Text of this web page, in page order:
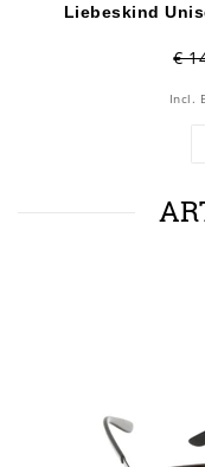
Liebeskind
€
Incl.